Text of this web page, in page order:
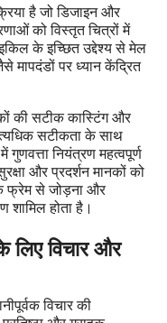
है जो डिजाइन और
को विस्तृत चित्रों में
के इच्छित उद्देश्य से मेल
मापदंडों पर ध्यान केंद्रित
की सटीक कास्टिंग और
सटीकता के साथ
नियंत्रण महत्वपूर्ण
और प्रदर्शन मानकों को
फ्रेम से जोड़ना और
शामिल होता है।
लिए विचार और
विचार की